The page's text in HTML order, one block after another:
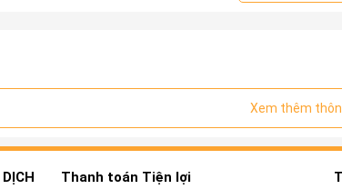
Xem thêm
Thanh toán Tiện lợi